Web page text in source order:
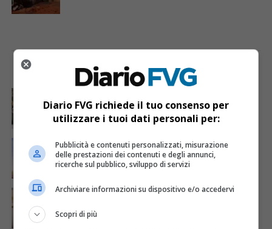
I PIÙ VISTI ULTIME NOTIZIE
Acqua da usare con cautela nell’Udinese: ecco tutte
le frazioni sotto osservazione
ECONOMIA & LAVORO 1 giorno fa
Bollette più leggere nei condomini, nuovo bando FVG
per l’efficientamento energetico
CRONACA & ATTUALITÀ 5 giorni fa
folgorazione alle Ferriere Nord di Osoppo
Diario FVG richiede il tuo consenso per
utilizzare i tuoi dati personali per:
Pubblicità e contenuti personalizzati, misurazione
delle prestazioni dei contenuti e degli annunci,
ricerche sul pubblico, sviluppo di servizi
Archiviare informazioni su dispositivo e/o accedervi
Scopri di più